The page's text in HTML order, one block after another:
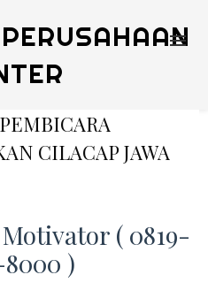
CILACAP JAWA
( 0819-
)